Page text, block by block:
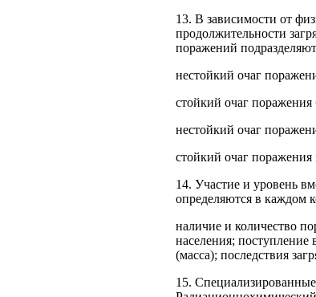
13. В зависимости от
продолжительности
поражений
нестойкий очаг
стойкий очаг
нестойкий очаг
стойкий очаг
14. Участие и уровень
опреде­ляются в каждом
наличие и количество
населения;
(масса); последствия
15.